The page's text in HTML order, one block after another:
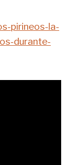
pirineos-la-
durante-